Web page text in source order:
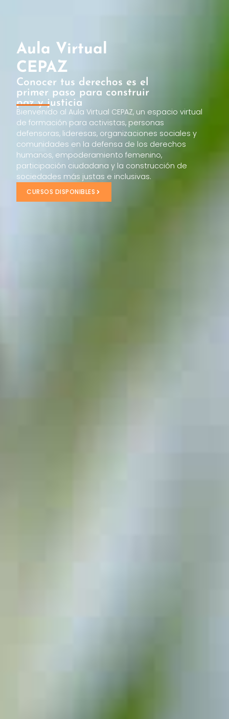
Aula Virtual
CEPAZ
Conocer tus derechos es el
primer paso para construir
paz y justicia
Bienvenido al Aula Virtual CEPAZ, un espacio virtual
de formación para activistas, personas
defensoras, lideresas, organizaciones sociales y
comunidades en la defensa de los derechos
humanos, empoderamiento femenino,
participación ciudadana y la construcción de
sociedades más justas e inclusivas.
CURSOS DISPONIBLES